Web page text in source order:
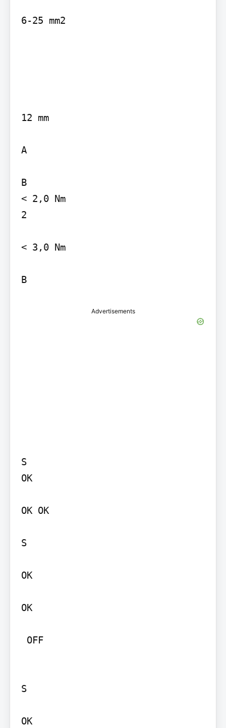
6-25 mm2
12 mm
A
B
< 2,0 Nm
2
< 3,0 Nm
B
Advertisements
S
OK
OK OK
S
OK
OK
S
OK